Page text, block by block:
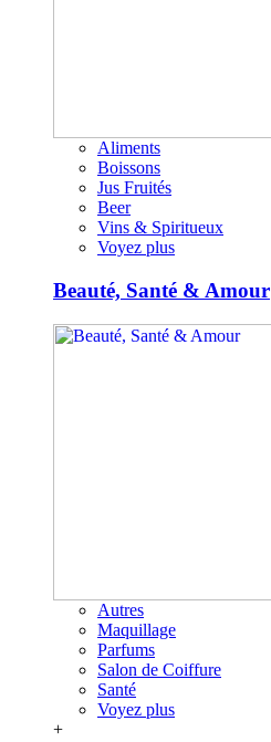
Aliments
Boissons
Jus Fruités
Beer
Vins & Spiritueux
Voyez plus
Beauté, Santé & Amour
Autres
Maquillage
Parfums
Salon de Coiffure
Santé
Voyez plus
+